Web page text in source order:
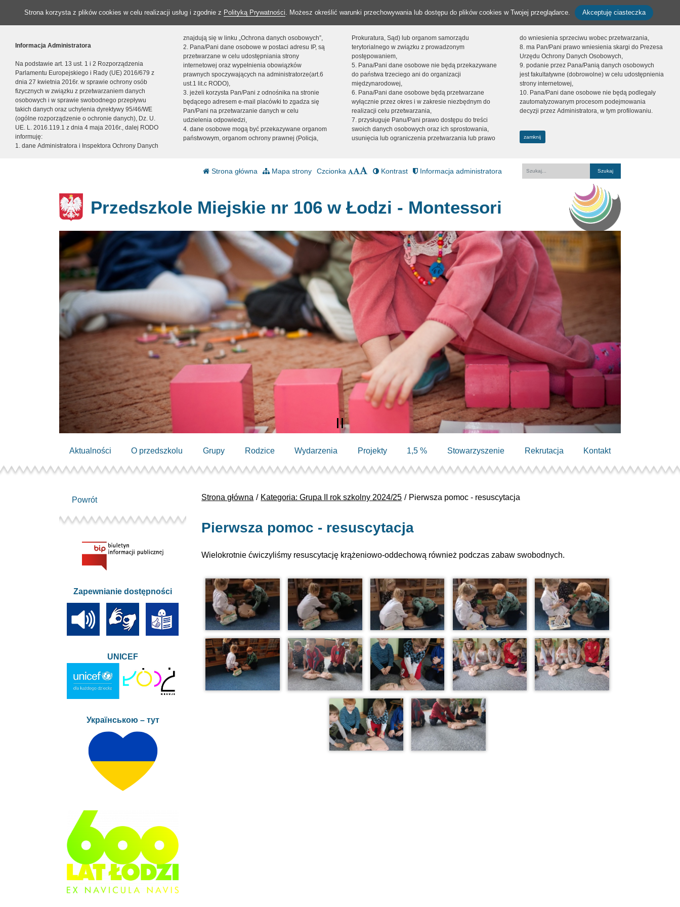
Strona korzysta z plików cookies w celu realizacji usług i zgodnie z Polityką Prywatności. Możesz określić warunki przechowywania lub dostępu do plików cookies w Twojej przeglądarce. Akceptuję ciasteczka
Informacja Administratora
Na podstawie art. 13 ust. 1 i 2 Rozporządzenia
Parlamentu Europejskiego i Rady (UE) 2016/679 z
dnia 27 kwietnia 2016r. w sprawie ochrony osób
fizycznych w związku z przetwarzaniem danych
osobowych i w sprawie swobodnego przepływu
takich danych oraz uchylenia dyrektywy 95/46/WE
(ogólne rozporządzenie o ochronie danych), Dz. U.
UE. L. 2016.119.1 z dnia 4 maja 2016r., dalej RODO
informuję:
1. dane Administratora i Inspektora Ochrony Danych
znajdują się w linku „Ochrona danych osobowych”,
2. Pana/Pani dane osobowe w postaci adresu IP, są
przetwarzane w celu udostępniania strony
internetowej oraz wypełnienia obowiązków
prawnych spoczywających na administratorze(art.6
ust.1 lit.c RODO),
3. jeżeli korzysta Pan/Pani z odnośnika na stronie
będącego adresem e-mail placówki to zgadza się
Pan/Pani na przetwarzanie danych w celu
udzielenia odpowiedzi,
4. dane osobowe mogą być przekazywane organom
państwowym, organom ochrony prawnej (Policja,
Prokuratura, Sąd) lub organom samorządu
terytorialnego w związku z prowadzonym
postępowaniem,
5. Pana/Pani dane osobowe nie będą przekazywane
do państwa trzeciego ani do organizacji
międzynarodowej,
6. Pana/Pani dane osobowe będą przetwarzane
wyłącznie przez okres i w zakresie niezbędnym do
realizacji celu przetwarzania,
7. przysługuje Panu/Pani prawo dostępu do treści
swoich danych osobowych oraz ich sprostowania,
usunięcia lub ograniczenia przetwarzania lub prawo
do wniesienia sprzeciwu wobec przetwarzania,
8. ma Pan/Pani prawo wniesienia skargi do Prezesa
Urzędu Ochrony Danych Osobowych,
9. podanie przez Pana/Panią danych osobowych
jest fakultatywne (dobrowolne) w celu udostępnienia
strony internetowej,
10. Pana/Pani dane osobowe nie będą podlegały
zautomatyzowanym procesom podejmowania
decyzji przez Administratora, w tym profilowaniu.
zamknij
Strona główna Mapa strony Czcionka Kontrast Informacja administratora
Fraza
Przedszkole Miejskie nr 106 w Łodzi - Montessori
Aktualności O przedszkolu Grupy Rodzice Wydarzenia Projekty 1,5 % Stowarzyszenie Rekrutacja Kontakt
Strona główna Kategoria: Grupa II rok szkolny 2024/25 Pierwsza pomoc - resuscytacja
Pierwsza pomoc - resuscytacja
Wielokrotnie ćwiczyliśmy resuscytację krążeniowo-oddechową również podczas zabaw swobodnych.
Powrót
Zapewnianie dostępności
UNICEF
Українською – тут